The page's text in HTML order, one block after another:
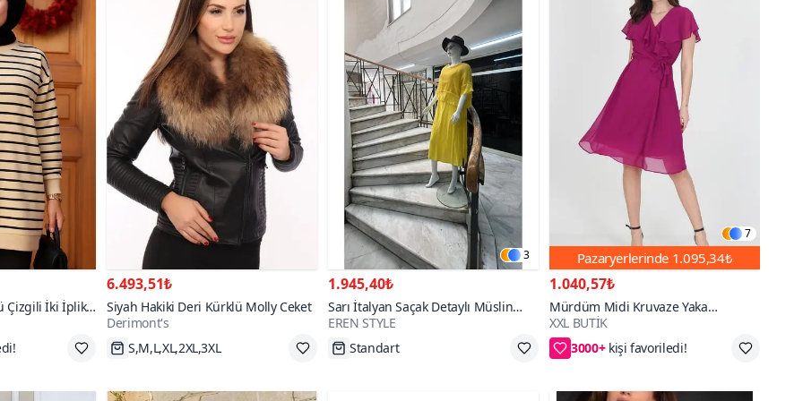
Çizgili İki İplik
6.493,51₺
Siyah Hakiki Deri Kürklü Molly Ceket
Derimont's
S,M,L,XL,2XL,3XL
3
1.945,40₺
Sarı İtalyan Saçak Detaylı Müslin
Keteni Yırtmaçlı Bluz Elbise İkili
Takım
EREN STYLE
Tükenmek Üzere
7
Pazaryerlerinde 1.095,34₺
1.040,57₺
Mürdüm Midi Kruvaze Yaka
Bağlama Detaylı Şifon Elbise
XXL BUTİK
3000+
55₺ daha az öde